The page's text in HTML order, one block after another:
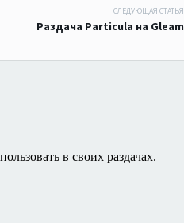
СЛЕДУЮЩАЯ СТАТЬЯ
Раздача Particula на Gleam